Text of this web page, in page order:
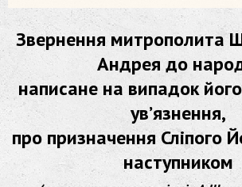
Звернення митрополита
Андрея до
написане на випадок
ув’язнення,
про призначення Сліпого
наступником